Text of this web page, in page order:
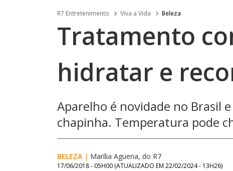
R7 Entretenimento Viva a Vida Beleza
Tratamento
hidratar e
Aparelho é novidade no Brasil
chapinha. Temperatura pode
BELEZA | Marília Aguena, do R7
17/06/2018 - 05H00 (ATUALIZADO EM 22/02/2024 - 13H26)